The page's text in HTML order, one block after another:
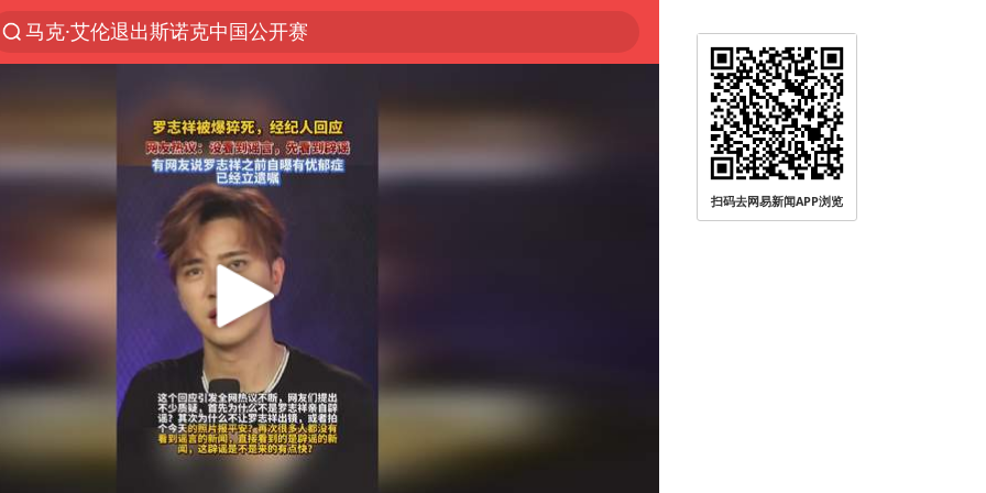
马克·艾伦退出斯诺克中国公开赛
上四休三，但降薪1000元，你接受吗？
夏日经济乘“热”而上 消费市场向“新”而行
情侣平潭拍日出坠崖1死1伤
白海豚将正面袭击贯穿浙江
央视新主播李秋莹孙亚鹏亮相
酒店回应车内过夜被收150元
黄金牛市回来了吗
酒店花洒现排泄物住客索赔遭拒
杭州全市有序停课
扫码去网易新闻APP浏览